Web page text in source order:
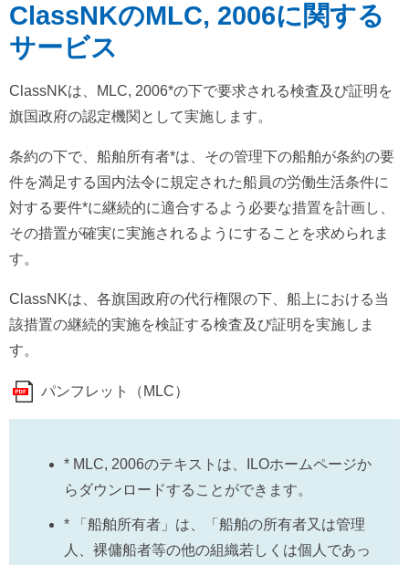
ClassNKのMLC, 2006に関する
サービス
ClassNKは、MLC, 2006*の下で要求される検査及び証明を
旗国政府の認定機関として実施します。
条約の下で、船舶所有者*は、その管理下の船舶が条約の要
件を満足する国内法令に規定された船員の労働生活条件に
対する要件*に継続的に適合するよう必要な措置を計画し、
その措置が確実に実施されるようにすることを求められま
す。
ClassNKは、各旗国政府の代行権限の下、船上における当
該措置の継続的実施を検証する検査及び証明を実施しま
す。
パンフレット（MLC）
* MLC, 2006のテキストは、ILOホームページか
らダウンロードすることができます。
* 「船舶所有者」は、「船舶の所有者又は管理
人、裸傭船者等の他の組織若しくは個人であっ